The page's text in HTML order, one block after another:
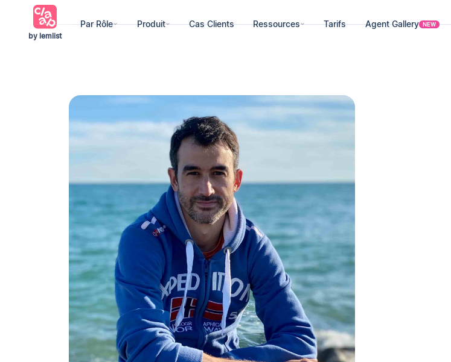
by lemlist
Par Rôle Produit Cas Clients Ressources Tarifs Agent Gallery NEW